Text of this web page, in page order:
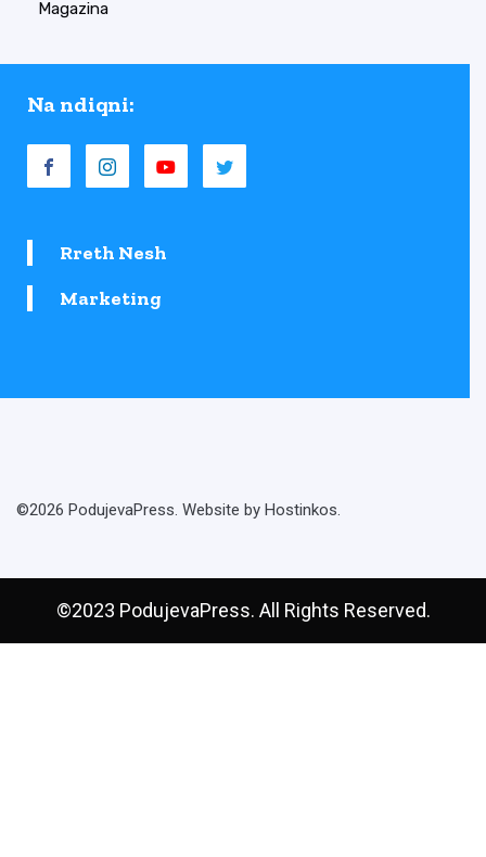
Magazina
Na ndiqni:
Rreth Nesh
Marketing
©2026 PodujevaPress. Website by Hostinkos.
©2023 PodujevaPress. All Rights Reserved.